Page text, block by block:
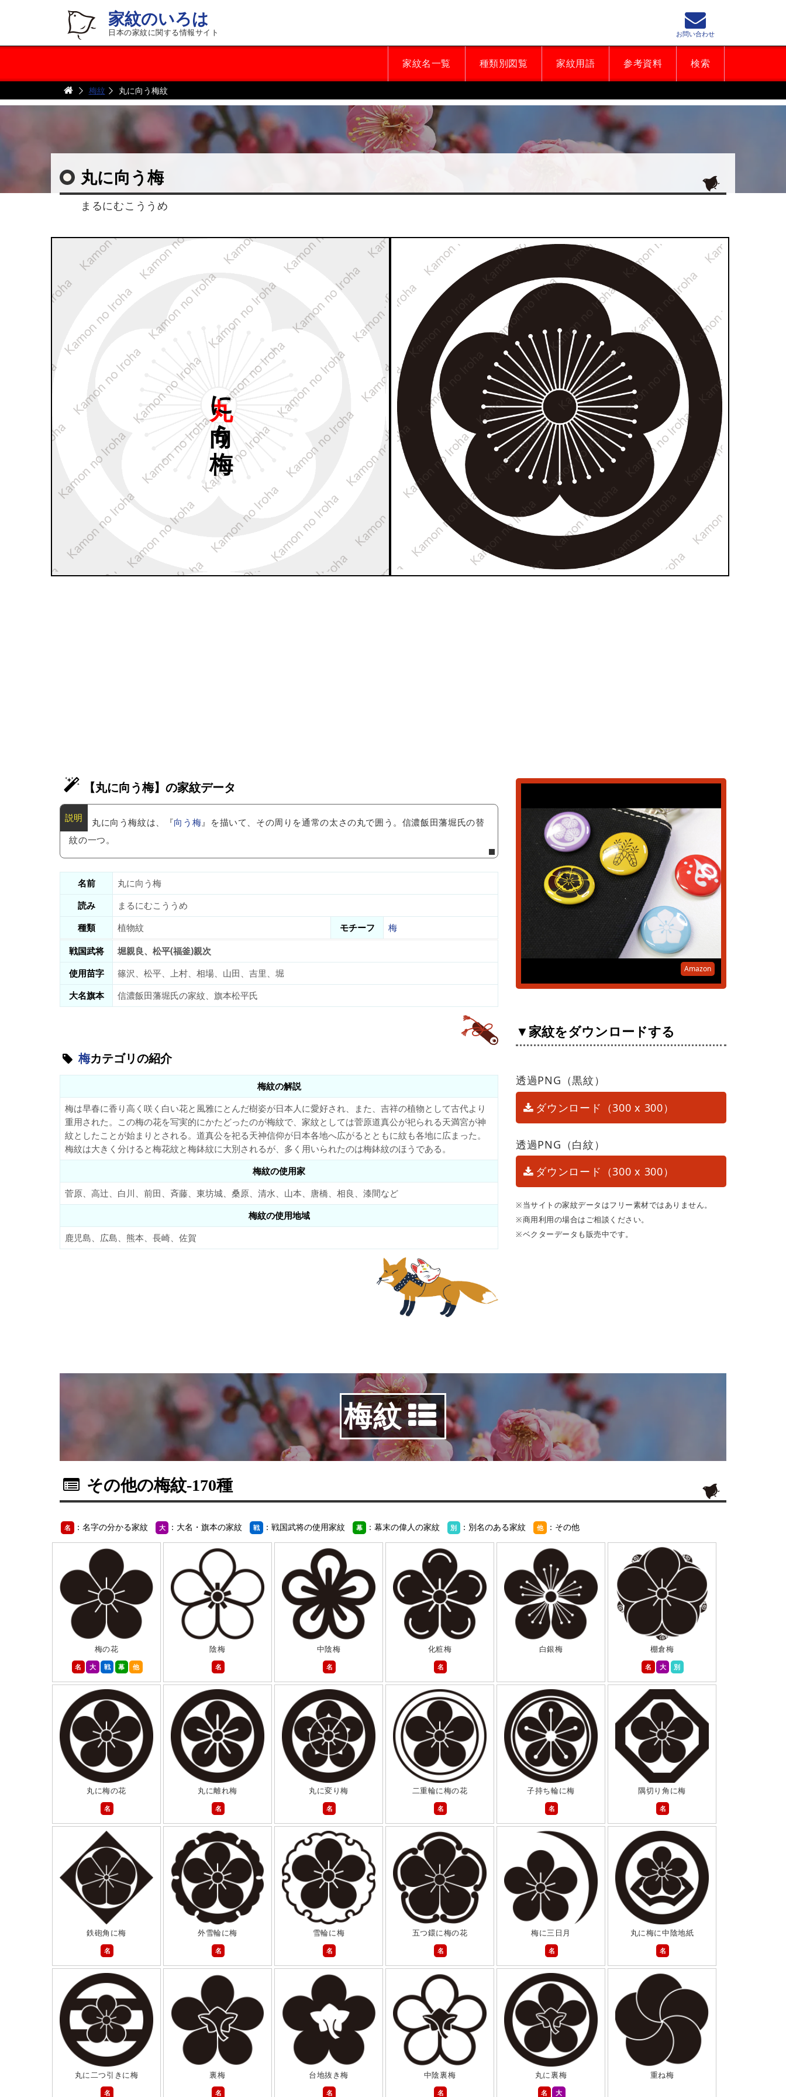
家紋のいろは
日本の家紋に関する情報サイト
家紋名一覧 種類別図覧 家紋用語 参考資料 検索
お問い合わせ
梅紋 丸に向う梅紋
丸に向う梅
まるにむこううめ
梅
【丸に向う梅】の家紋データ
丸に向う梅紋は、『向う梅』を描いて、その周りを通常の太さの丸で囲う。信濃飯田藩堀氏の替
紋の一つ。
名前
丸に向う梅
読み
まるにむこううめ
種類
植物紋 モチーフ
梅
戦国武将
堀親良、松平(福釜)親次
使用苗字
篠沢、松平、上村、相場、山田、吉里、堀
大名旗本
信濃飯田藩堀氏の家紋、旗本松平氏
梅カテゴリの紹介
梅紋の解説
梅は早春に香り高く咲く白い花と風雅にとんだ樹姿が日本人に愛好され、また、吉祥の植物として古代より
重用された。この梅の花を写実的にかたどったのが梅紋で、家紋としては菅原道真公が祀られる天満宮が神
紋としたことが始まりとされる。道真公を祀る天神信仰が日本各地へ広がるとともに紋も各地に広まった。
梅紋は大きく分けると梅花紋と梅鉢紋に大別されるが、多く用いられたのは梅鉢紋のほうである。
梅紋の使用家
菅原、高辻、白川、前田、斉藤、東坊城、桑原、清水、山本、唐橋、相良、漆間など
梅紋の使用地域
鹿児島、広島、熊本、長崎、佐賀
Amazon
▼家紋をダウンロードする
透過PNG（黒紋）
ダウンロード（300 x 300）
透過PNG（白紋）
ダウンロード（300 x 300）
※当サイトの家紋データはフリー素材ではありません。
※商用利用の場合はご相談ください。
※ベクターデータも販売中です。
梅紋
その他の梅紋-170種
名 ：名字の分かる家紋 大 ：大名・旗本の家紋 戦 ：戦国武将の使用家紋 幕 ：幕末の偉人の家紋 別 ：別名のある家紋 他 ：その他
梅の花
名
大 戦 幕 他
陰梅
名
中陰梅
名
化粧梅
名
白銀梅
棚倉梅
名
大 別
丸に梅の花
名
丸に離れ梅
名
丸に変り梅
名
二重輪に梅の花
名
子持ち輪に梅
名
隅切り角に梅
名
鉄砲角に梅
名
外雪輪に梅
名
雪輪に梅
名
五つ鐶に梅の花
名
梅に三日月
名
丸に梅に中陰地紙
名
丸に二つ引きに梅
名
裏梅
名
台地抜き梅
名
中陰裏梅
名
丸に裏梅
名
大
重ね梅